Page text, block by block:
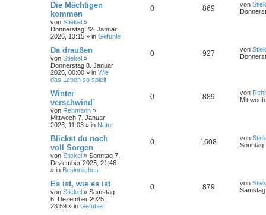
Die Mächtigen
kommen
von Stiekel »
Donnerstag 22. Januar
2026, 13:15 » in Gefühle
0 869 von
Da draußen
von Stiekel »
Donnerstag 8. Januar
2026, 00:00 » in Wie
das Leben so spielt
0 927 von
Winter
verschwind`
von Rehmann »
Mittwoch 7. Januar
2026, 11:03 » in Natur
0 889 von
Blickst du noch
voll Sorgen
von Stiekel » Sonntag 7.
Dezember 2025, 21:46
» in Besinnliches
0 1608 von
Sonntag
Es ist, wie es ist
von Stiekel » Samstag
6. Dezember 2025,
23:59 » in Gefühle
0 879 von